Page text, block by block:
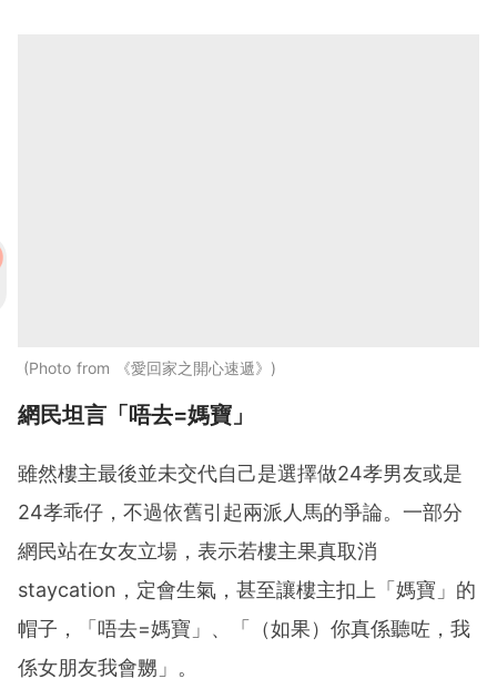
Photo from 《愛回家之開心速遞》
網民坦言「唔去=媽寶」
雖然樓主最後並未交代自己是選擇做24孝男友或是
24孝乖仔，不過依舊引起兩派人馬的爭論。一部分
網民站在女友立場，表示若樓主果真取消
staycation，定會生氣，甚至讓樓主扣上「媽寶」的
帽子，「唔去=媽寶」、「（如果）你真係聽咗，我
係女朋友我會嬲」。